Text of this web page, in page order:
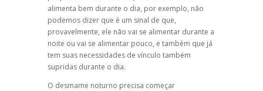
alimenta bem durante o dia, por exemplo, não
podemos dizer que é um sinal de que,
provavelmente, ele não vai se alimentar durante a
noite ou vai se alimentar pouco, e também que já
tem suas necessidades de vínculo também
supridas durante o dia.
O desmame noturno precisa começar